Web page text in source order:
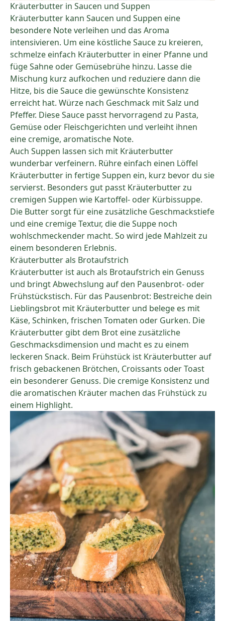
Kräuterbutter in Saucen und Suppen
Kräuterbutter kann Saucen und Suppen eine
besondere Note verleihen und das Aroma
intensivieren. Um eine köstliche Sauce zu kreieren,
schmelze einfach Kräuterbutter in einer Pfanne und
füge Sahne oder Gemüsebrühe hinzu. Lasse die
Mischung kurz aufkochen und reduziere dann die
Hitze, bis die Sauce die gewünschte Konsistenz
erreicht hat. Würze nach Geschmack mit Salz und
Pfeffer. Diese Sauce passt hervorragend zu Pasta,
Gemüse oder Fleischgerichten und verleiht ihnen
eine cremige, aromatische Note.
Auch Suppen lassen sich mit Kräuterbutter
wunderbar verfeinern. Rühre einfach einen Löffel
Kräuterbutter in fertige Suppen ein, kurz bevor du sie
servierst. Besonders gut passt Kräuterbutter zu
cremigen Suppen wie Kartoffel- oder Kürbissuppe.
Die Butter sorgt für eine zusätzliche Geschmackstiefe
und eine cremige Textur, die die Suppe noch
wohlschmeckender macht. So wird jede Mahlzeit zu
einem besonderen Erlebnis.
Kräuterbutter als Brotaufstrich
Kräuterbutter ist auch als Brotaufstrich ein Genuss
und bringt Abwechslung auf den Pausenbrot- oder
Frühstückstisch. Für das Pausenbrot: Bestreiche dein
Lieblingsbrot mit Kräuterbutter und belege es mit
Käse, Schinken, frischen Tomaten oder Gurken. Die
Kräuterbutter gibt dem Brot eine zusätzliche
Geschmacksdimension und macht es zu einem
leckeren Snack. Beim Frühstück ist Kräuterbutter auf
frisch gebackenen Brötchen, Croissants oder Toast
ein besonderer Genuss. Die cremige Konsistenz und
die aromatischen Kräuter machen das Frühstück zu
einem Highlight.